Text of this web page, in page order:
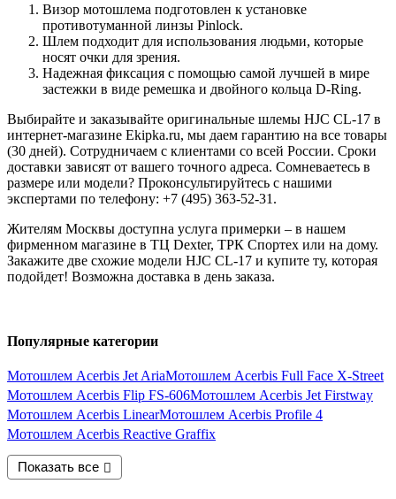
Визор мотошлема подготовлен к установке
противотуманной линзы Pinlock.
Шлем подходит для использования людьми, которые
носят очки для зрения.
Надежная фиксация с помощью самой лучшей в мире
застежки в виде ремешка и двойного кольца D-Ring.
Выбирайте и заказывайте оригинальные шлемы HJC CL-17 в
интернет-магазине Ekipka.ru, мы даем гарантию на все товары
(30 дней). Сотрудничаем с клиентами со всей России. Сроки
доставки зависят от вашего точного адреса. Сомневаетесь в
размере или модели? Проконсультируйтесь с нашими
экспертами по телефону: +7 (495) 363-52-31.
Жителям Москвы доступна услуга примерки – в нашем
фирменном магазине в ТЦ Dexter, ТРК Спортех или на дому.
Закажите две схожие модели HJC CL-17 и купите ту, которая
подойдет! Возможна доставка в день заказа.
Популярные категории
Мотошлем Acerbis Jet AriaМотошлем Acerbis Full Face X-Street
Мотошлем Acerbis Flip FS-606Мотошлем Acerbis Jet Firstway
Мотошлем Acerbis LinearМотошлем Acerbis Profile 4
Мотошлем Acerbis Reactive Graffix
Показать все